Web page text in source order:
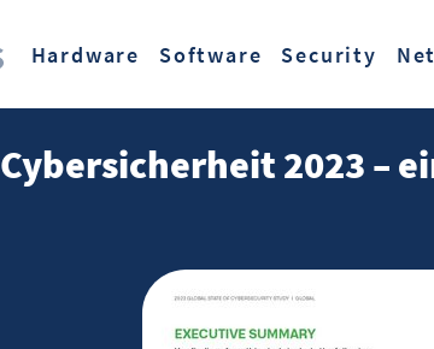
Hardware
Software Security
Cybersicherheit 2023 –